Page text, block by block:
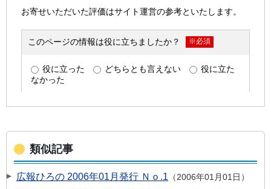
類似記事
広報ひろの 2006年01月発行 Ｎｏ.1 2006年01月01日